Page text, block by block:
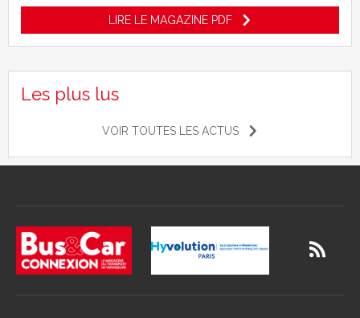
LIRE LE MAGAZINE PDF
Les plus lus
VOIR TOUTES LES ACTUS